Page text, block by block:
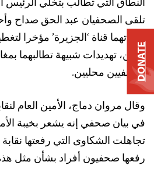
النطاق التي تطالب بتخلي
تلقى الصحفيان عبد الحق صداح
أوفدتهما قناة ‘الجزيرة’ مؤخرا
اليمن، تهديدات شبيهة تطالبهما
لصحفيين محليين.
وقال مروان دماج، الأمين العام
في بيان صحفي إنه يشعر بخيبة
تجاهلت الشكاوى التي رفعتها
رفعها صحفيون أفراد بشأن مثل
DONATE